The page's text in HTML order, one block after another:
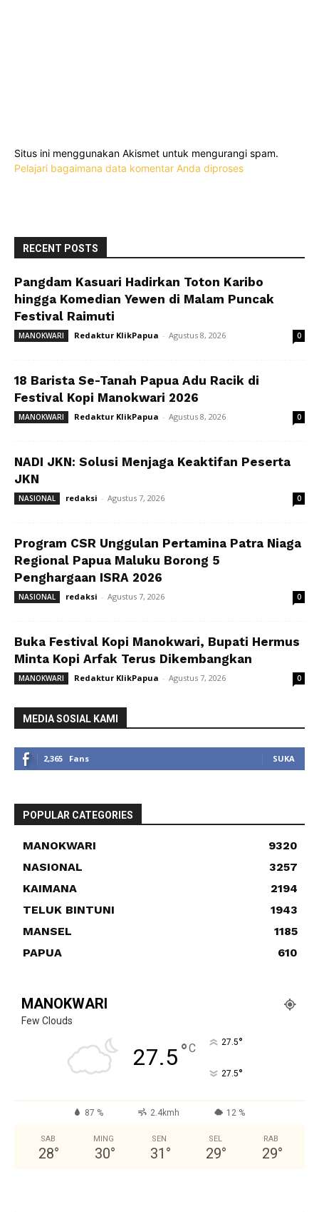
Situs ini menggunakan Akismet untuk mengurangi spam.
Pelajari bagaimana data komentar Anda diproses
RECENT POSTS
Pangdam Kasuari Hadirkan Toton Karibo
hingga Komedian Yewen di Malam Puncak
Festival Raimuti
MANOKWARI Redaktur KlikPapua - Agustus 8, 2026 0
18 Barista Se-Tanah Papua Adu Racik di
Festival Kopi Manokwari 2026
MANOKWARI Redaktur KlikPapua - Agustus 8, 2026 0
NADI JKN: Solusi Menjaga Keaktifan Peserta
JKN
NASIONAL redaksi - Agustus 7, 2026 0
Program CSR Unggulan Pertamina Patra Niaga
Regional Papua Maluku Borong 5
Penghargaan ISRA 2026
NASIONAL redaksi - Agustus 7, 2026 0
Buka Festival Kopi Manokwari, Bupati Hermus
Minta Kopi Arfak Terus Dikembangkan
MANOKWARI Redaktur KlikPapua - Agustus 7, 2026 0
MEDIA SOSIAL KAMI
2,365 Fans SUKA
POPULAR CATEGORIES
MANOKWARI
9320
NASIONAL
3257
KAIMANA
2194
TELUK BINTUNI
1943
MANSEL
1185
PAPUA
610
MANOKWARI
Few Clouds
27.5°C 27.5°
27.5°
87 % 2.4kmh 12 %
SAB
28°
MING
30°
SEN
31 °
SEL
29°
RAB
29°